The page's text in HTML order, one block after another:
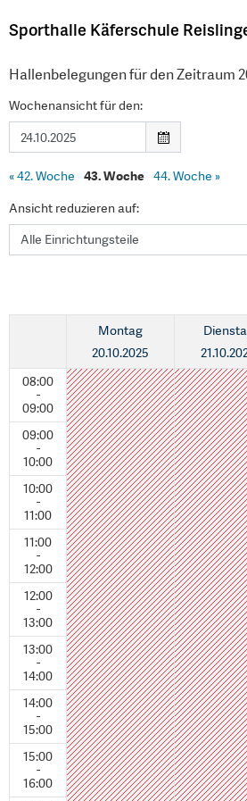
Sporthalle Käferschule
Hallenbelegungen für den Zeitraum
Wochenansicht für den:
«42. Woche 43. Woche 44. Woche »
Ansicht reduzieren auf:
08:00
-
09:00
09:00
-
10:00
10:00
-
11:00
11:00
-
12:00
12:00
-
13:00
13:00
-
14:00
14:00
-
15:00
15:00
-
16:00
Montag
20.10.2025